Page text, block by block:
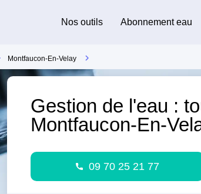
Nos outils Abonnement eau
Montfaucon-En-Velay
Gestion de l'eau :
Montfaucon-En-
09 70 25 21 77